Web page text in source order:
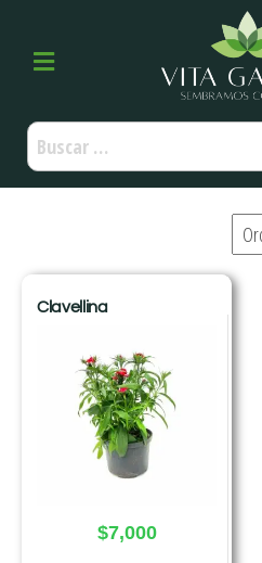
Clavellina
$7,000